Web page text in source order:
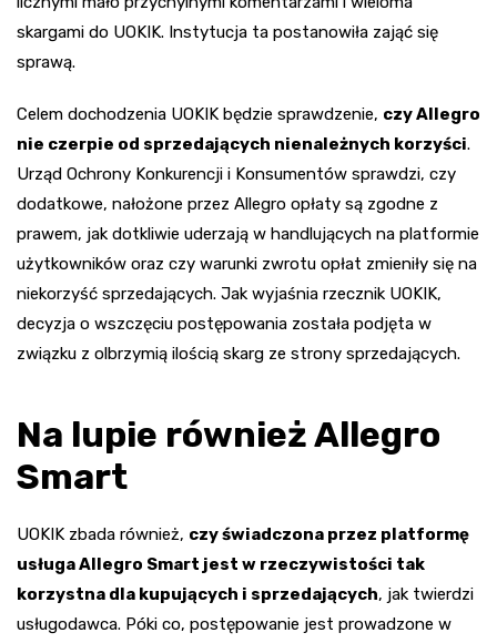
skargami do UOKIK. Instytucja ta postanowiła zająć się
sprawą.
Celem dochodzenia UOKIK będzie sprawdzenie, czy Allegro
nie czerpie od sprzedających nienależnych korzyści.
Urząd Ochrony Konkurencji i Konsumentów sprawdzi, czy
dodatkowe, nałożone przez Allegro opłaty są zgodne z
prawem, jak dotkliwie uderzają w handlujących na platformie
użytkowników oraz czy warunki zwrotu opłat zmieniły się na
niekorzyść sprzedających. Jak wyjaśnia rzecznik UOKIK,
decyzja o wszczęciu postępowania została podjęta w
związku z olbrzymią ilością skarg ze strony sprzedających.
Na lupie również Allegro
Smart
UOKIK zbada również, czy świadczona przez platformę
usługa Allegro Smart jest w rzeczywistości tak
korzystna dla kupujących i sprzedających, jak twierdzi
usługodawca. Póki co, postępowanie jest prowadzone w